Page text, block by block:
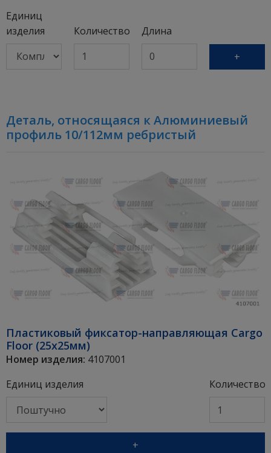
Единиц
изделия
Количество
Длина
+
Деталь, относящаяся к Алюминиевый
профиль 10/112мм ребристый
Пластиковый фиксатор-направляющая Cargo
Floor (25x25мм)
Номер изделия: 4107001
Единиц изделия
Количество
+